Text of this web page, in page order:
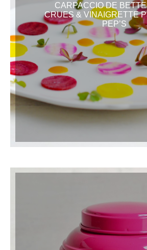
CARPACCIO DE
CRUES & VINAIGRETTE
PEP’S